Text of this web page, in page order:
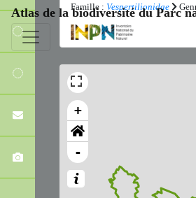
Atlas de la biodiversité du Parc
Famille : Vespertilionidae
+
-